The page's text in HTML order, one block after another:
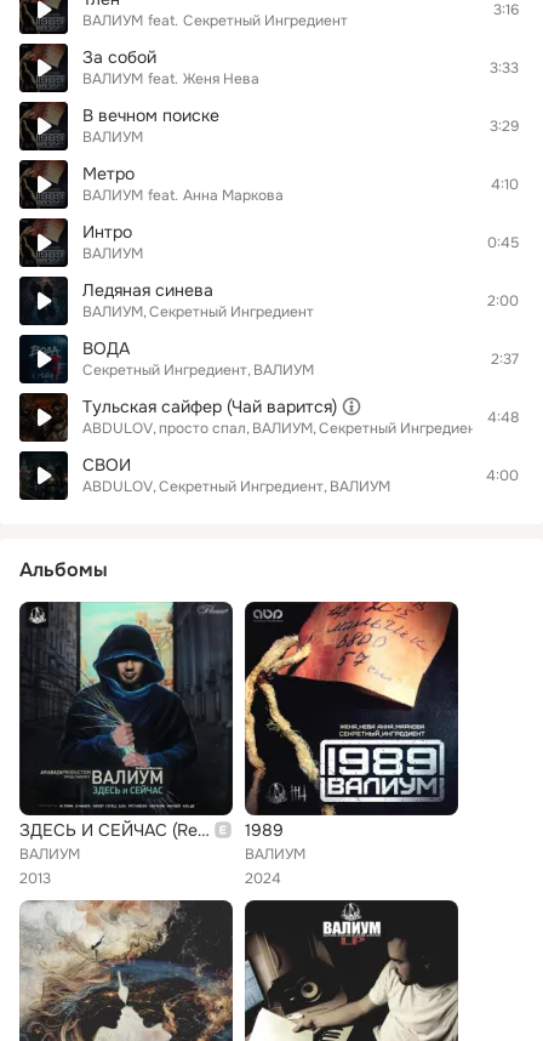
ВАЛИУМ feat. Секретный Ингредиент
3:16
За собой
ВАЛИУМ feat. Женя Нева
3:33
В вечном поиске
ВАЛИУМ
3:29
Метро
ВАЛИУМ feat. Анна Маркова
4:10
Интро
ВАЛИУМ
0:45
Ледяная синева
ВАЛИУМ Секретный Ингредиент
2:00
ВОДА
Секретный Ингредиент ВАЛИУМ
2:37
Тульская сайфер (Чай варится)
ABDULOV просто спал ВАЛИУМ Секретный Ингредиент
4:48
СВОИ
ABDULOV Секретный Ингредиент ВАЛИУМ
4:00
Альбомы
ЗДЕСЬ И СЕЙЧАС (Reduced Version)
ВАЛИУМ
2013
1989
ВАЛИУМ
2024